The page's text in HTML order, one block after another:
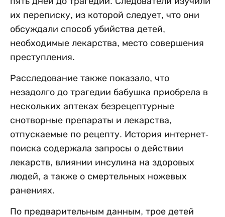
их переписку, из которой следует, что они
обсуждали способ убийства детей,
необходимые лекарства, место совершения
преступления.
Расследование также показало, что
незадолго до трагедии бабушка приобрела в
нескольких аптеках безрецептурные
снотворные препараты и лекарства,
отпускаемые по рецепту. История интернет-
поиска содержала запросы о действии
лекарств, влиянии инсулина на здоровых
людей, а также о смертельных ножевых
ранениях.
По предварительным данным, трое детей